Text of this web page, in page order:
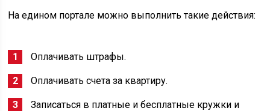
На едином портале можно выполнить такие действия:
Оплачивать штрафы.
Оплачивать счета за квартиру.
Записаться в платные и бесплатные кружки и